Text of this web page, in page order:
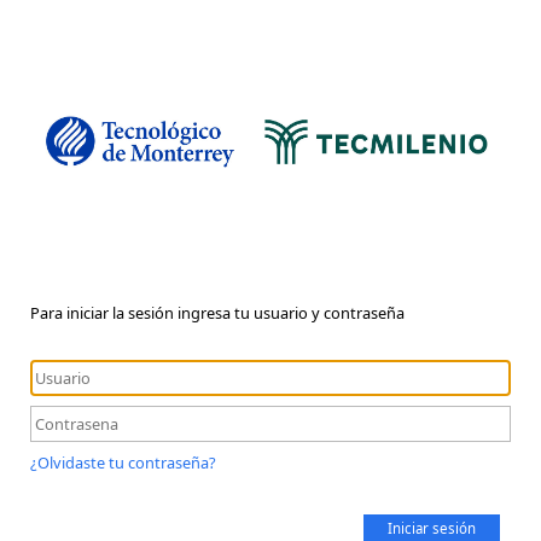
Para iniciar la sesión ingresa tu usuario y contraseña
¿Olvidaste tu contraseña?
Iniciar sesión